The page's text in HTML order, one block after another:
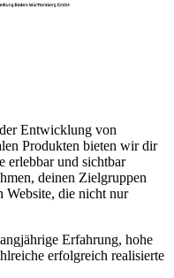
Entwicklung von
Produkten bieten wir dir
erlebbar und sichtbar
deinen Zielgruppen
Website, die nicht nur
Erfahrung, hohe
erfolgreich realisierte